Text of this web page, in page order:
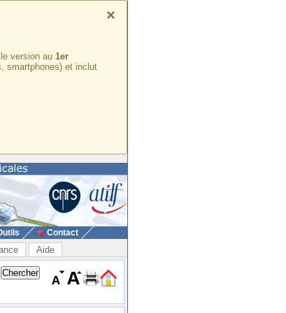
×
version au 1er
smartphones) et inclut
Contact
Aide